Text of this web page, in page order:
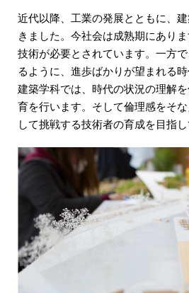
近代以降、工業の発展とともに、
きました。今社会は成熟期にあり
技術が必要とされています。一方
るように、進歩ばかりが望まれる時
建築学科では、時代の状況の理解
育を行います。そして倫理感をそ
して挑戦する技術者の育成を目指し